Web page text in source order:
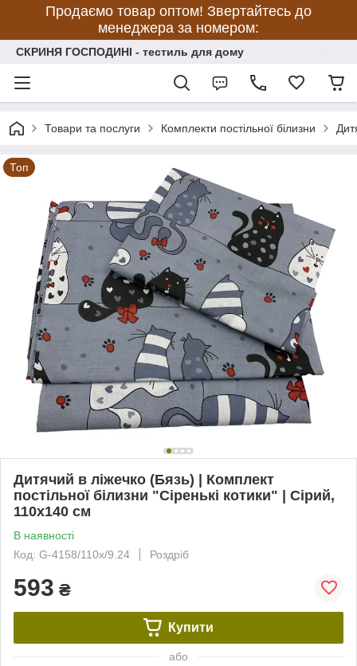
Продаємо товар оптом! Звертайтесь до
менеджера за номером:
СКРИНЯ ГОСПОДИНІ - тестиль для дому
Товари та послуги Комплекти постільної білизни
Топ
Дитячий в ліжечко (Бязь) | Комплект
постільної білизни "Сіренькі котики" | Сірий,
110х140 см
В наявності
Код: G-4158/110х/9.24
Роздріб
593 ₴
Купити
або